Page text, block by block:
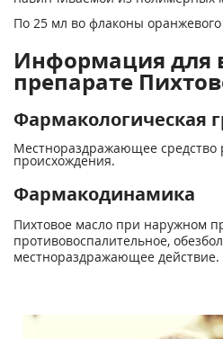
По 25 мл во флаконы
Информация для
препарате
Фармакологическая
Местнораздражающее средство
происхождения.
Фармакодинамика
Пихтовое масло при наружном
противовоспалительное,
местнораздражающее действие.